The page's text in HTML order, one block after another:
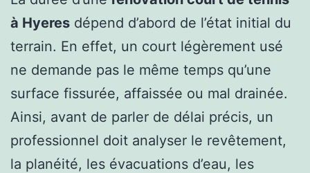
à Hyeres dépend d’abord de l’état initial du
terrain. En effet, un court légèrement usé
ne demande pas le même temps qu’une
surface fissurée, affaissée ou mal drainée.
Ainsi, avant de parler de délai précis, un
professionnel doit analyser le revêtement,
la planéité, les évacuations d’eau, les